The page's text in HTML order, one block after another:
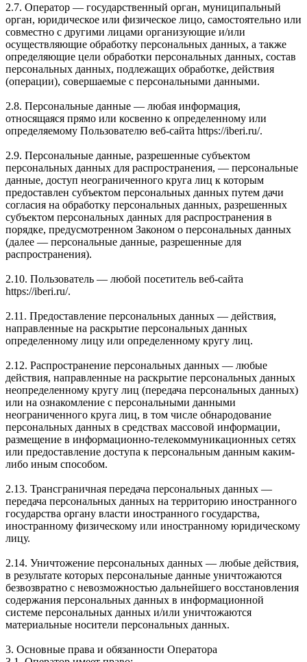
2.7. Оператор — государственный орган, муниципальный
орган, юридическое или физическое лицо, самостоятельно или
совместно с другими лицами организующие и/или
осуществляющие обработку персональных данных, а также
определяющие цели обработки персональных данных, состав
персональных данных, подлежащих обработке, действия
(операции), совершаемые с персональными данными.
2.8. Персональные данные — любая информация,
относящаяся прямо или косвенно к определенному или
определяемому Пользователю веб-сайта https://iberi.ru/.
2.9. Персональные данные, разрешенные субъектом
персональных данных для распространения, — персональные
данные, доступ неограниченного круга лиц к которым
предоставлен субъектом персональных данных путем дачи
согласия на обработку персональных данных, разрешенных
субъектом персональных данных для распространения в
порядке, предусмотренном Законом о персональных данных
(далее — персональные данные, разрешенные для
распространения).
2.10. Пользователь — любой посетитель веб-сайта
https://iberi.ru/.
2.11. Предоставление персональных данных — действия,
направленные на раскрытие персональных данных
определенному лицу или определенному кругу лиц.
2.12. Распространение персональных данных — любые
действия, направленные на раскрытие персональных данных
неопределенному кругу лиц (передача персональных данных)
или на ознакомление с персональными данными
неограниченного круга лиц, в том числе обнародование
персональных данных в средствах массовой информации,
размещение в информационно-телекоммуникационных сетях
или предоставление доступа к персональным данным каким-
либо иным способом.
2.13. Трансграничная передача персональных данных —
передача персональных данных на территорию иностранного
государства органу власти иностранного государства,
иностранному физическому или иностранному юридическому
лицу.
2.14. Уничтожение персональных данных — любые действия,
в результате которых персональные данные уничтожаются
безвозвратно с невозможностью дальнейшего восстановления
содержания персональных данных в информационной
системе персональных данных и/или уничтожаются
материальные носители персональных данных.
3. Основные права и обязанности Оператора